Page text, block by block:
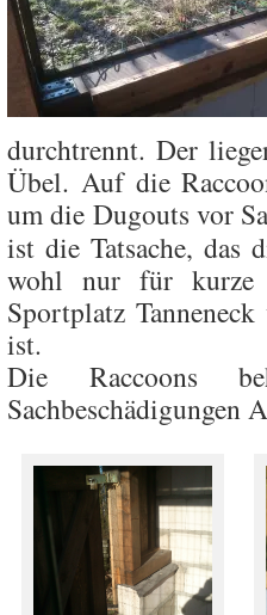
durchtrennt. Der
Übel. Auf die
um die Dugouts vor
ist die Tatsache, das
wohl nur für kurze
Sportplatz
ist.
Die Raccoons
Sachbeschädigungen